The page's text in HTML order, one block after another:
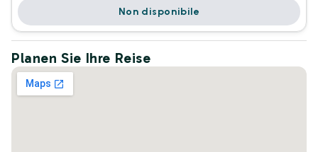
Non disponibile
Planen Sie Ihre Reise